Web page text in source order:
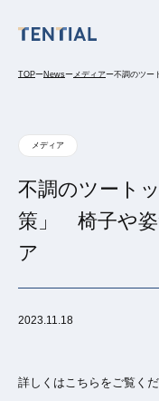
TOPーNewsーメディアー不調のツー
メディア
不調のツート
策」 椅子や姿
ア
2023.11.18
詳しくはこちらをご覧くだ